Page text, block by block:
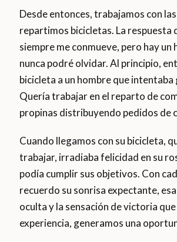
Desde entonces, trabajamos con
repartimos bicicletas. La respuesta
siempre me conmueve, pero hay un
nunca podré olvidar. Al principio,
bicicleta a un hombre que intentaba
Quería trabajar en el reparto de
propinas distribuyendo pedidos de
Cuando llegamos con su bicicleta,
trabajar, irradiaba felicidad en su
podía cumplir sus objetivos. Con
recuerdo su sonrisa expectante,
oculta y la sensación de victoria
experiencia, generamos una